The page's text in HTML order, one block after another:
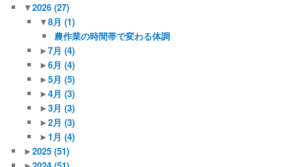
▼2026(27)
▼8月 (1)
農作業の時間帯で変わる体調
►7月 (4)
►6月 (4)
►5月 (5)
►4月 (3)
►3月 (3)
►2月 (3)
►1月 (4)
►2025(51)